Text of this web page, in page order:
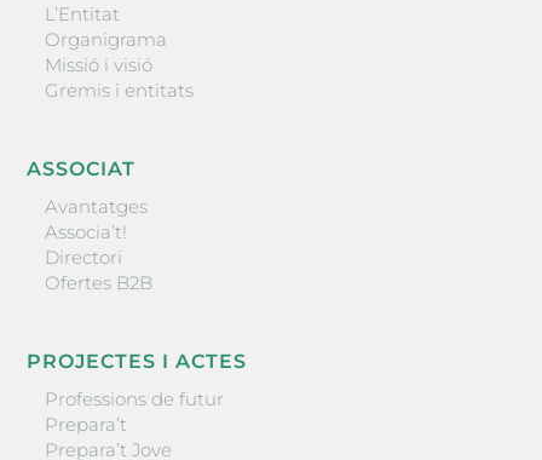
L’Entitat
Organigrama
Missió i visió
Gremis i entitats
ASSOCIAT
Avantatges
Associa’t!
Directori
Ofertes B2B
PROJECTES I ACTES
Professions de futur
Prepara’t
Prepara’t Jove